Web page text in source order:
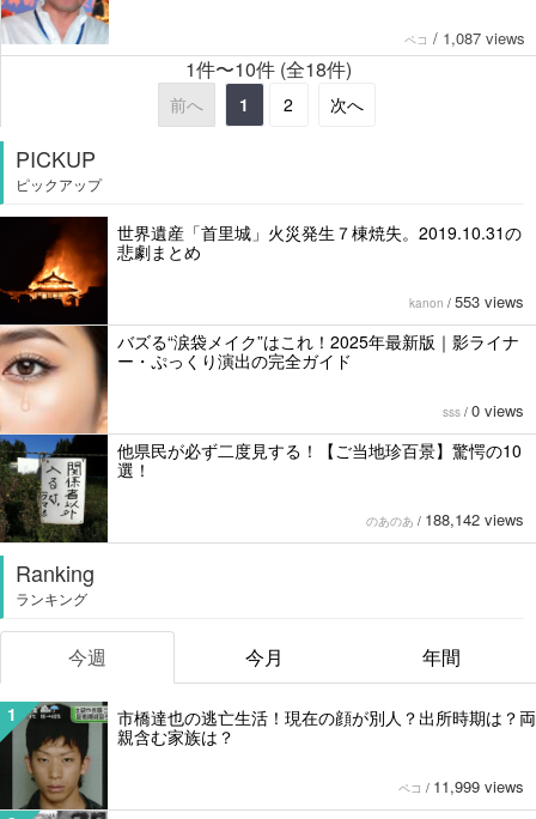
ペコ / 1,087 views
1件〜10件 (全18件)
前へ 1 2 次へ
PICKUP
ピックアップ
世界遺産「首里城」火災発生７棟焼失。2019.10.31の
悲劇まとめ
kanon / 553 views
バズる“涙袋メイク”はこれ！2025年最新版｜影ライナ
ー・ぷっくり演出の完全ガイド
sss / 0 views
他県民が必ず二度見する！【ご当地珍百景】驚愕の10
選！
のあのあ / 188,142 views
Ranking
ランキング
今週 今月 年間
1
市橋達也の逃亡生活！現在の顔が別人？出所時期は？両
親含む家族は？
ペコ / 11,999 views